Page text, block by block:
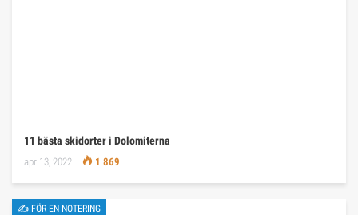
11 bästa skidorter i Dolomiterna
apr 13, 2022 1 869
✍ FÖR EN NOTERING